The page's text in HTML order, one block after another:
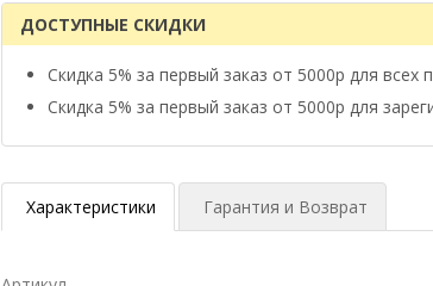
ДОСТУПНЫЕ СКИДКИ
Скидка 5% за первый заказ от 5000р для
Скидка 5% за первый заказ от 5000р для
Характеристики Гарантия и Возврат